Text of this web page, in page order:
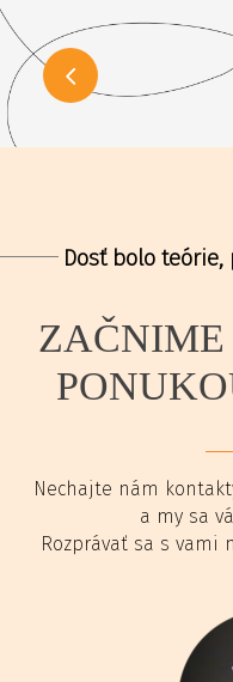
Dosť bolo
Nechajte nám
a my sa
Rozprávať sa s vami